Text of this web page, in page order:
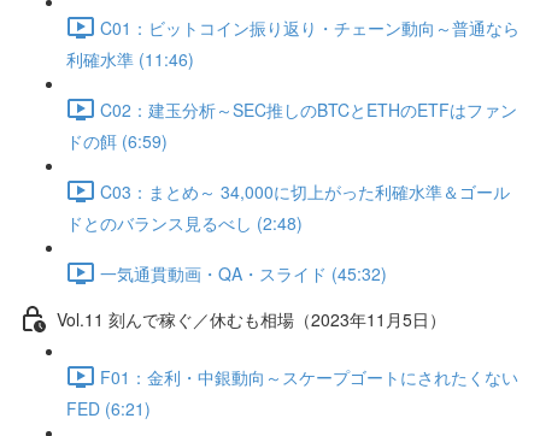
C01：ビットコイン振り返り・チェーン動向～普通なら
利確水準 (11:46)
C02：建玉分析～SEC推しのBTCとETHのETFはファン
ドの餌 (6:59)
C03：まとめ～ 34,000に切上がった利確水準＆ゴール
ドとのバランス見るべし (2:48)
一気通貫動画・QA・スライド (45:32)
Vol.11 刻んで稼ぐ／休むも相場（2023年11月5日）
F01：金利・中銀動向～スケープゴートにされたくない
FED (6:21)